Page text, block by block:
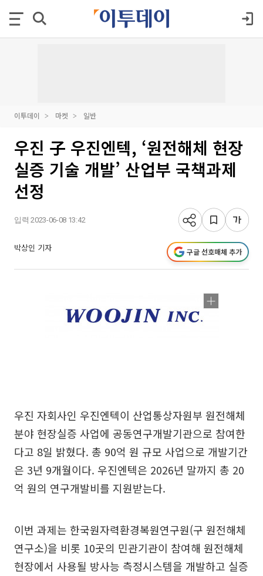
이투데이 마켓 일반
우진 子 우진엔텍, ‘원전해체 현장
실증 기술 개발’ 산업부 국책과제
선정
입력 2023-06-08 13:42
박상인 기자 구글 선호매체 추가
우진 자회사인 우진엔텍이 산업통상자원부 원전해체
분야 현장실증 사업에 공동연구개발기관으로 참여한
다고 8일 밝혔다. 총 90억 원 규모 사업으로 개발기간
은 3년 9개월이다. 우진엔텍은 2026년 말까지 총 20
억 원의 연구개발비를 지원받는다.
이번 과제는 한국원자력환경복원연구원(구 원전해체
연구소)을 비롯 10곳의 민관기관이 참여해 원전해체
현장에서 사용될 방사능 측정시스템을 개발하고 실증